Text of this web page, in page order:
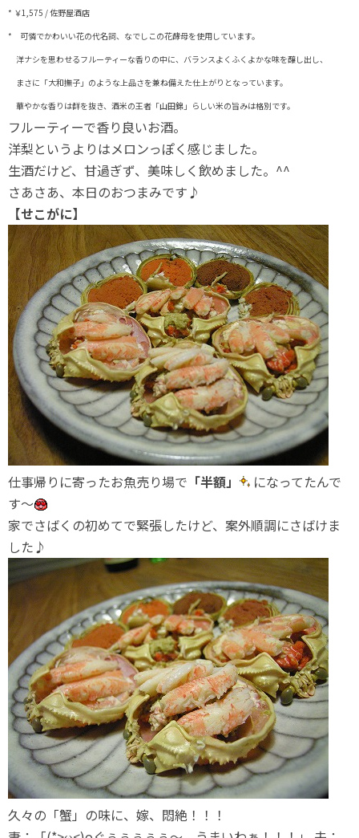
* ￥1,575 / 佐野屋酒店
* 可憐でかわいい花の代名詞、なでしこの花酵母を使用しています。
洋ナシを思わせるフルーティーな香りの中に、バランスよくふくよかな味を醸し出し、
まさに「大和撫子」のような上品さを兼ね備えた仕上がりとなっています。
華やかな香りは群を抜き、酒米の王者「山田錦」らしい米の旨みは格別です。
フルーティーで香り良いお酒。
洋梨というよりはメロンっぽく感じました。
生酒だけど、甘過ぎず、美味しく飲めました。^^
さあさあ、本日のおつまみです♪
【せこがに】
仕事帰りに寄ったお魚売り場で 「半額」
になってたんで
す～
家でさばくの初めてで緊張したけど、案外順調にさばけま
した♪
久々の「蟹」の味に、嫁、悶絶！！！